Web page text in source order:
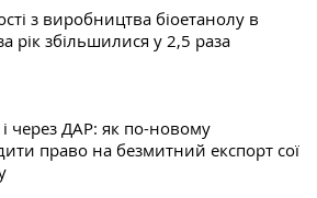
з виробництва біоетанолу в
рік збільшилися у 2,5 раза
через ДАР: як по-новому
право на безмитний експорт сої